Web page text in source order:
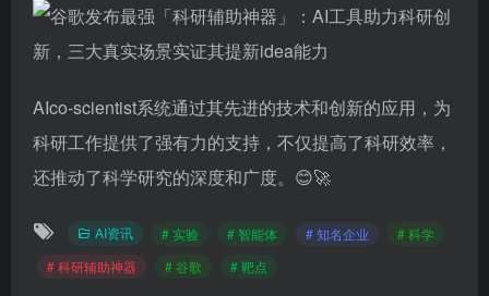
AIco-scientist系统通过其先进的技术和创新的应用，为
科研工作提供了强有力的支持，不仅提高了科研效率，
还推动了科学研究的深度和广度。😊🚀
AI资讯 # 实验 # 智能体 # 知名企业
# 科学
# 科研辅助神器
# 谷歌 # 靶点